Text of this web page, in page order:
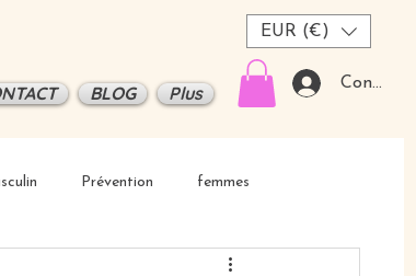
BLOG Plus
EUR (€)
Connexion
Prévention femmes